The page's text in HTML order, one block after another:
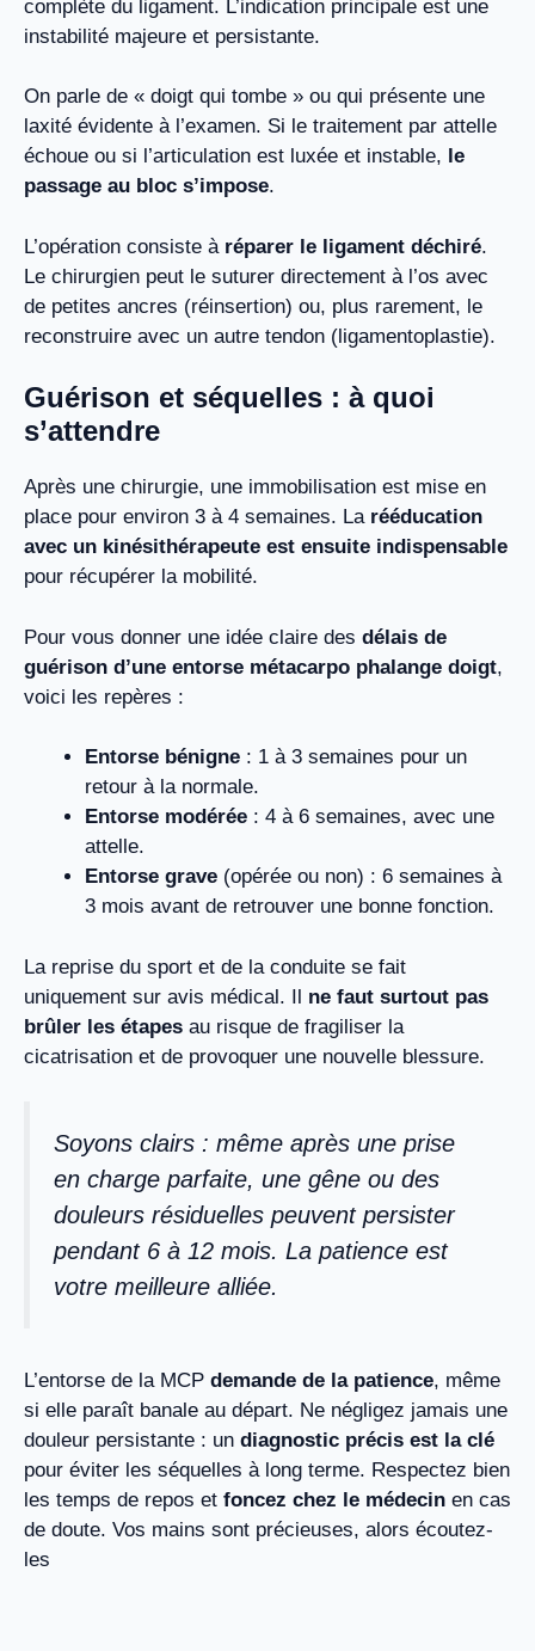
complète du ligament. L’indication principale est une
instabilité majeure et persistante.
On parle de « doigt qui tombe » ou qui présente une
laxité évidente à l’examen. Si le traitement par attelle
échoue ou si l’articulation est luxée et instable, le
passage au bloc s’impose.
L’opération consiste à réparer le ligament déchiré.
Le chirurgien peut le suturer directement à l’os avec
de petites ancres (réinsertion) ou, plus rarement, le
reconstruire avec un autre tendon (ligamentoplastie).
Guérison et séquelles : à quoi
s’attendre
Après une chirurgie, une immobilisation est mise en
place pour environ 3 à 4 semaines. La rééducation
avec un kinésithérapeute est ensuite indispensable
pour récupérer la mobilité.
Pour vous donner une idée claire des délais de
guérison d’une entorse métacarpo phalange doigt,
voici les repères :
Entorse bénigne : 1 à 3 semaines pour un
retour à la normale.
Entorse modérée : 4 à 6 semaines, avec une
attelle.
Entorse grave (opérée ou non) : 6 semaines à
3 mois avant de retrouver une bonne fonction.
La reprise du sport et de la conduite se fait
uniquement sur avis médical. Il ne faut surtout pas
brûler les étapes au risque de fragiliser la
cicatrisation et de provoquer une nouvelle blessure.
Soyons clairs : même après une prise
en charge parfaite, une gêne ou des
douleurs résiduelles peuvent persister
pendant 6 à 12 mois. La patience est
votre meilleure alliée.
L’entorse de la MCP demande de la patience, même
si elle paraît banale au départ. Ne négligez jamais une
douleur persistante : un diagnostic précis est la clé
pour éviter les séquelles à long terme. Respectez bien
les temps de repos et foncez chez le médecin en cas
de doute. Vos mains sont précieuses, alors écoutez-
les